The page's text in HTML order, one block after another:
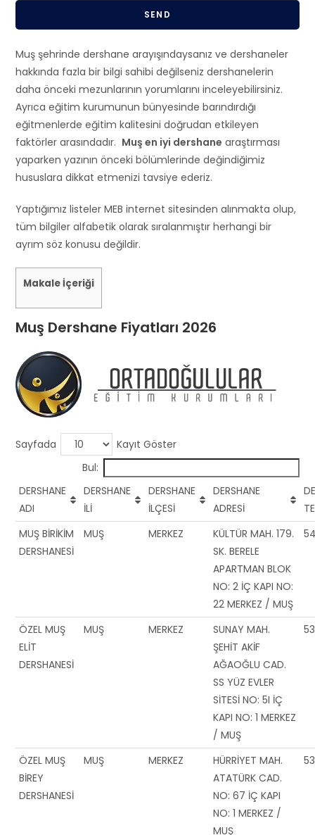
SEND
T
h
i
s
f
i
e
l
s
h
o
b
e
e
f
t
k
Muş şehrinde dershane arayışındaysanız ve dershaneler
hakkında fazla bir bilgi sahibi değilseniz dershanelerin
daha önceki mezunlarının yorumlarını inceleyebilirsiniz.
Ayrıca eğitim kurumunun bünyesinde barındırdığı
eğitmenlerde eğitim kalitesini doğrudan etkileyen
faktörler arasındadır. Muş en iyi dershane araştırması
yaparken yazının önceki bölümlerinde değindiğimiz
hususlara dikkat etmenizi tavsiye ederiz.
Yaptığımız listeler MEB internet sitesinden alınmakta olup,
tüm bilgiler alfabetik olarak sıralanmıştır herhangi bir
ayrım söz konusu değildir.
Makale İçeriği
Muş Dershane Fiyatları 2026
Sayfada
Kayıt Göster
Bul:
DERSHANE
ADI
DERSHANE
İLİ
DERSHANE
İLÇESİ
DERSHANE
ADRESİ
MUŞ BİRİKİM
DERSHANESİ
MUŞ MERKEZ
KÜLTÜR MAH. 179.
SK. BERELE
APARTMAN BLOK
NO: 2 İÇ KAPI NO:
22 MERKEZ / MUŞ
ÖZEL MUŞ
ELİT
DERSHANESİ
MUŞ MERKEZ
SUNAY MAH.
ŞEHİT AKİF
AĞAOĞLU CAD.
SS YÜZ EVLER
SİTESİ NO: 5I İÇ
KAPI NO: 1 MERKEZ
/ MUŞ
ÖZEL MUŞ
BİREY
DERSHANESİ
MUŞ MERKEZ
HÜRRİYET MAH.
ATATÜRK CAD.
NO: 67 İÇ KAPI
NO: 1 MERKEZ /
MUŞ